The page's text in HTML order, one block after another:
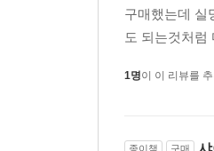
“어두운 터널에서
2005년의 샤이는
있으니까!”_민승남
구매했는데 실
도 되는것처럼
1명이 이 리뷰를
종이책 구매